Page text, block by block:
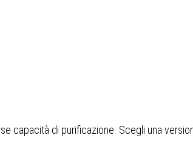
capacità di purificazione. Scegli una